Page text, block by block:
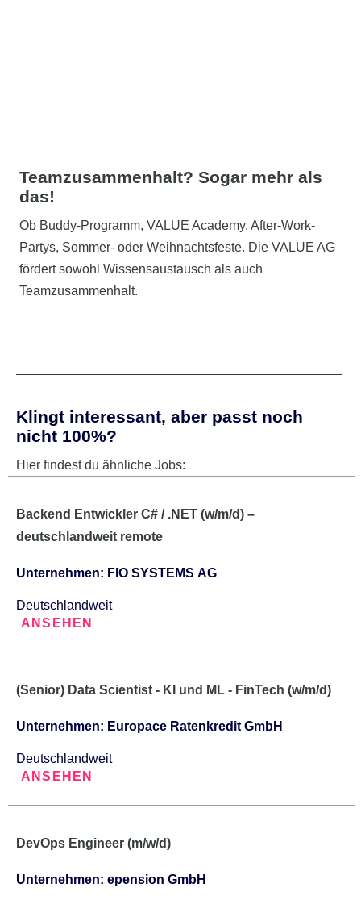
Teamzusammenhalt?Sogar mehr als
das!
Ob Buddy-Programm, VALUE Academy, After-Work-
Partys, Sommer- oder Weihnachtsfeste. Die VALUE AG
fördert sowohl Wissensaustausch als auch
Teamzusammenhalt.
Klingt interessant, aber passt noch
nicht 100%?
Hier findest du ähnliche Jobs:
Backend Entwickler C# / .NET (w/m/d) –
deutschlandweit remote
Unternehmen: FIO SYSTEMS AG
Deutschlandweit
ANSEHEN
(Senior) Data Scientist - KI und ML - FinTech (w/m/d)
Unternehmen: Europace Ratenkredit GmbH
Deutschlandweit
ANSEHEN
DevOps Engineer (m/w/d)
Unternehmen: epension GmbH